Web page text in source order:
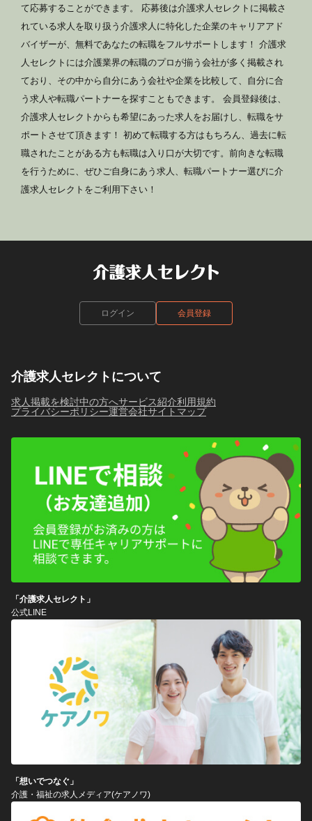
て応募することができます。 応募後は介護求人セレクトに掲載さ
れている求人を取り扱う介護求人に特化した企業のキャリアアド
バイザーが、無料であなたの転職をフルサポートします！ 介護求
人セレクトには介護業界の転職のプロが揃う会社が多く掲載され
ており、その中から自分にあう会社や企業を比較して、自分に合
う求人や転職パートナーを探すこともできます。 会員登録後は、
介護求人セレクトからも希望にあった求人をお届けし、転職をサ
ポートさせて頂きます！ 初めて転職する方はもちろん、過去に転
職されたことがある方も転職は入り口が大切です。前向きな転職
を行うために、ぜひご自身にあう求人、転職パートナー選びに介
護求人セレクトをご利用下さい！
ログイン 会員登録
介護求人セレクトについて
求人掲載を検討中の方へサービス紹介利用規約
プライバシーポリシー運営会社サイトマップ
「介護求人セレクト」
公式LINE
「想いでつなぐ」
介護・福祉の求人メディア(ケアノワ)